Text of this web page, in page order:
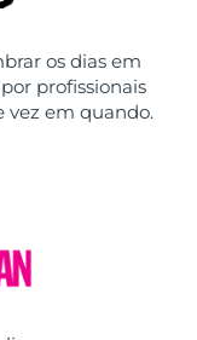
os dias em
profissionais
vez em quando.